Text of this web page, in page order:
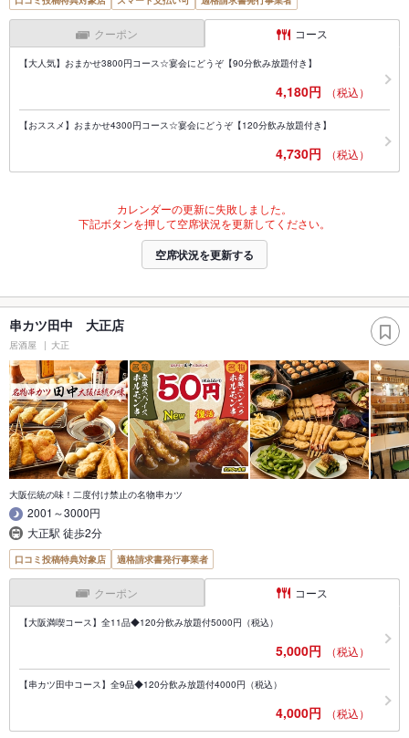
クーポン コース
【大人気】おまかせ3800円コース☆宴会にどうぞ【90分飲み放題付き】
4,180円 （税込）
【おススメ】おまかせ4300円コース☆宴会にどうぞ【120分飲み放題付き】
4,730円 （税込）
カレンダーの更新に失敗しました。
下記ボタンを押して空席状況を更新してください。
空席状況を更新する
串カツ田中 大正店
居酒屋 大正
大阪伝統の味！二度付け禁止の名物串カツ
2001～3000円
大正駅 徒歩2分
口コミ投稿特典対象店 適格請求書発行事業者
クーポン コース
【大阪満喫コース】全11品◆120分飲み放題付5000円（税込）
5,000円 （税込）
【串カツ田中コース】全9品◆120分飲み放題付4000円（税込）
4,000円 （税込）